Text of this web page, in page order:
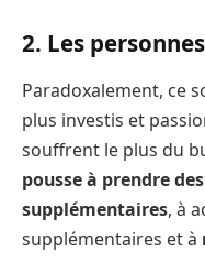
2. Les
Paradoxalement, ce
plus investis et
souffrent le plus du
pousse à prendre
supplémentaires, à
supplémentaires et à